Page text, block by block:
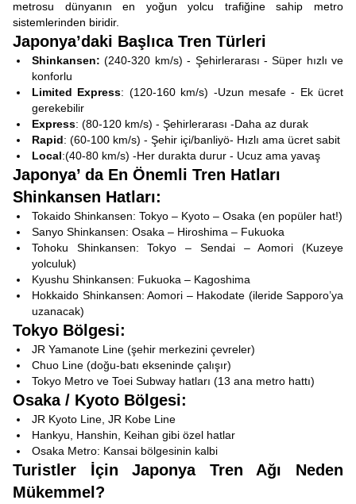
metrosu dünyanın en yoğun yolcu trafiğine sahip metro
sistemlerinden biridir.
Japonya’daki Başlıca Tren Türleri
Shinkansen: (240-320 km/s) - Şehirlerarası - Süper hızlı ve
konforlu
Limited Express: (120-160 km/s) -Uzun mesafe - Ek ücret
gerekebilir
Express: (80-120 km/s) - Şehirlerarası -Daha az durak
Rapid: (60-100 km/s) - Şehir içi/banliyö- Hızlı ama ücret sabit
Local:(40-80 km/s) -Her durakta durur - Ucuz ama yavaş
Japonya’ da En Önemli Tren Hatları
Shinkansen Hatları:
Tokaido Shinkansen: Tokyo – Kyoto – Osaka (en popüler hat!)
Sanyo Shinkansen: Osaka – Hiroshima – Fukuoka
Tohoku Shinkansen: Tokyo – Sendai – Aomori (Kuzeye
yolculuk)
Kyushu Shinkansen: Fukuoka – Kagoshima
Hokkaido Shinkansen: Aomori – Hakodate (ileride Sapporo’ya
uzanacak)
Tokyo Bölgesi:
JR Yamanote Line (şehir merkezini çevreler)
Chuo Line (doğu-batı ekseninde çalışır)
Tokyo Metro ve Toei Subway hatları (13 ana metro hattı)
Osaka / Kyoto Bölgesi:
JR Kyoto Line, JR Kobe Line
Hankyu, Hanshin, Keihan gibi özel hatlar
Osaka Metro: Kansai bölgesinin kalbi
Turistler İçin Japonya Tren Ağı Neden
Mükemmel?